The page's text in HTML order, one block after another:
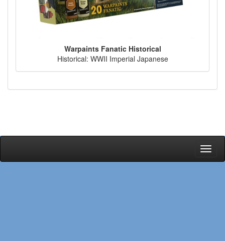
Warpaints Fanatic Historical
Historical: WWII Imperial Japanese